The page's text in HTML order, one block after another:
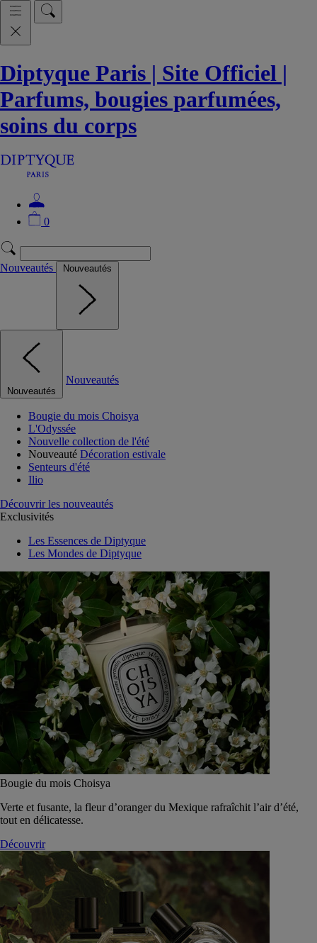
Diptyque Paris | Site Officiel |
Parfums, bougies parfumées,
soins du corps
0
Nouveautés Nouveautés
Nouveautés
Nouveautés
Bougie du mois Choisya
L'Odyssée
Nouvelle collection de l'été
Nouveauté Décoration estivale
Senteurs d'été
Ilio
Découvrir les nouveautés
Exclusivités
Les Essences de Diptyque
Les Mondes de Diptyque
Bougie du mois Choisya
Verte et fusante, la fleur d’oranger du Mexique rafraîchit l’air d’été,
tout en délicatesse.
Découvrir